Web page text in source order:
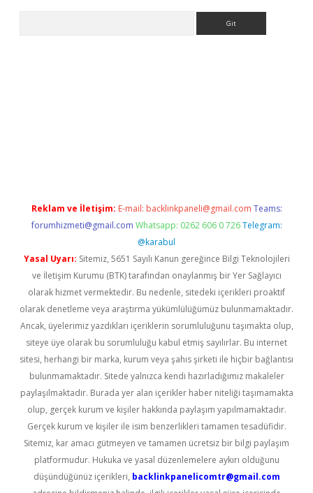
Reklam ve İletişim: E-mail: backlinkpaneli@gmail.com Teams:
forumhizmeti@gmail.com Whatsapp: 0262 606 0 726 Telegram:
@karabul
Yasal Uyarı: Sitemiz, 5651 Sayılı Kanun gereğince Bilgi Teknolojileri
ve İletişim Kurumu (BTK) tarafından onaylanmış bir Yer Sağlayıcı
olarak hizmet vermektedir. Bu nedenle, sitedeki içerikleri proaktif
olarak denetleme veya araştırma yükümlülüğümüz bulunmamaktadır.
Ancak, üyelerimiz yazdıkları içeriklerin sorumluluğunu taşımakta olup,
siteye üye olarak bu sorumluluğu kabul etmiş sayılırlar. Bu internet
sitesi, herhangi bir marka, kurum veya şahıs şirketi ile hiçbir bağlantısı
bulunmamaktadır. Sitede yalnızca kendi hazırladığımız makaleler
paylaşılmaktadır. Burada yer alan içerikler haber niteliği taşımamakta
olup, gerçek kurum ve kişiler hakkında paylaşım yapılmamaktadır.
Gerçek kurum ve kişiler ile isim benzerlikleri tamamen tesadüfidir.
Sitemiz, kar amacı gütmeyen ve tamamen ücretsiz bir bilgi paylaşım
platformudur. Hukuka ve yasal düzenlemelere aykırı olduğunu
düşündüğünüz içerikleri, backlinkpanelicomtr@gmail.com